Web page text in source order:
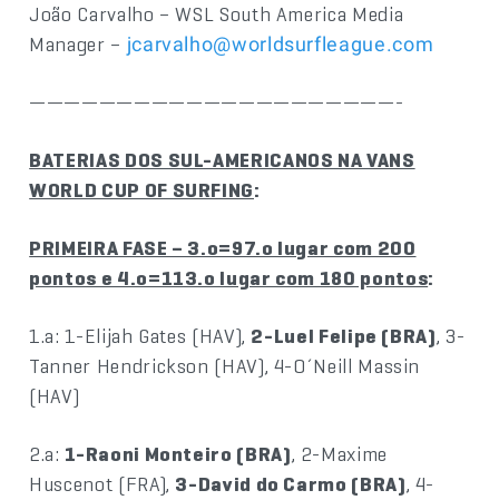
João Carvalho – WSL South America Media
Manager – jcarvalho@worldsurfleague.com
—————————————————————-
BATERIAS DOS SUL-AMERICANOS NA VANS
WORLD CUP OF SURFING:
PRIMEIRA FASE – 3.o=97.o lugar com 200
pontos e 4.o=113.o lugar com 180 pontos:
1.a: 1-Elijah Gates (HAV), 2-Luel Felipe (BRA), 3-
Tanner Hendrickson (HAV), 4-O´Neill Massin
(HAV)
2.a: 1-Raoni Monteiro (BRA), 2-Maxime
Huscenot (FRA), 3-David do Carmo (BRA), 4-